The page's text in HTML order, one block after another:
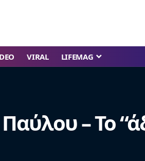
VIRAL LIFEMAG
Παύλου – Το